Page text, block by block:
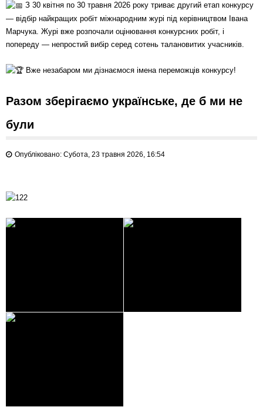
З 30 квітня по 30 травня 2026 року триває другий етап конкурсу
— відбір найкращих робіт міжнародним журі під керівництвом Івана
Марчука. Журі вже розпочали оцінювання конкурсних робіт, і
попереду — непростий вибір серед сотень талановитих учасників.
Вже незабаром ми дізнаємося імена переможців конкурсу!
Разом зберігаємо українське, де б ми не
були
Опубліковано: Субота, 23 травня 2026, 16:54